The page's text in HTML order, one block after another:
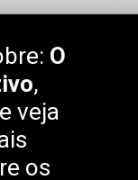
O
,
veja
os